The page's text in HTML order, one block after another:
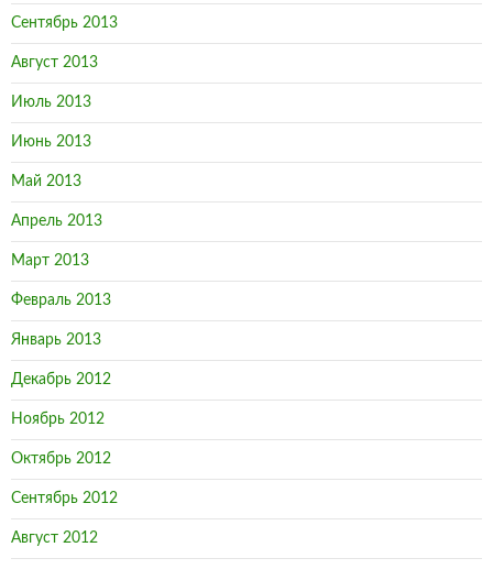
Сентябрь 2013
Август 2013
Июль 2013
Июнь 2013
Май 2013
Апрель 2013
Март 2013
Февраль 2013
Январь 2013
Декабрь 2012
Ноябрь 2012
Октябрь 2012
Сентябрь 2012
Август 2012